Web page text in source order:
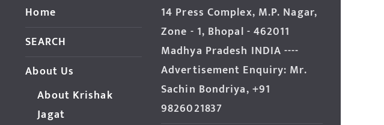
Home
SEARCH
About Us
About Krishak
Jagat
14 Press Complex, M.P. Nagar,
Zone - 1, Bhopal - 462011
Madhya Pradesh INDIA ----
Advertisement Enquiry: Mr.
Sachin Bondriya, +91
9826021837